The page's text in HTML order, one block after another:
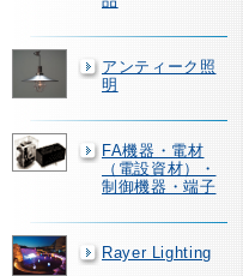
アンティーク照
明
FA機器・電材
（電設資材）・
制御機器・端子
Rayer Lighting